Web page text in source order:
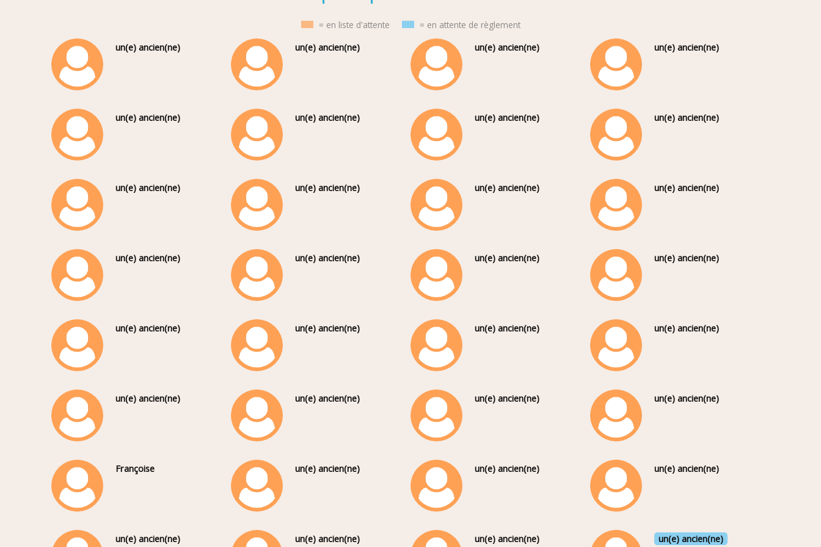
= en liste d'attente
= en attente de règlement
un(e) ancien(ne)
un(e) ancien(ne) un(e) ancien(ne) un(e) ancien(ne)
un(e) ancien(ne) un(e) ancien(ne) un(e) ancien(ne) un(e) ancien(ne)
un(e) ancien(ne) un(e) ancien(ne) un(e) ancien(ne) un(e) ancien(ne)
un(e) ancien(ne) un(e) ancien(ne) un(e) ancien(ne) un(e) ancien(ne)
un(e) ancien(ne) un(e) ancien(ne) un(e) ancien(ne) un(e) ancien(ne)
un(e) ancien(ne) un(e) ancien(ne) un(e) ancien(ne) un(e) ancien(ne)
Françoise un(e) ancien(ne) un(e) ancien(ne) un(e) ancien(ne)
un(e) ancien(ne) un(e) ancien(ne) un(e) ancien(ne) un(e) ancien(ne)